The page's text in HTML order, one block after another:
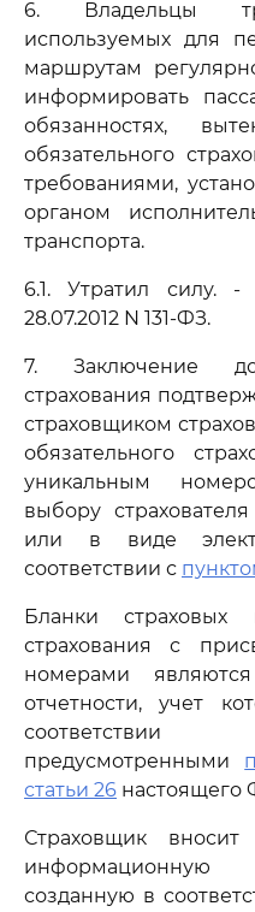
6. Владельцы
используемых для
маршрутам
информировать
обязанностях,
обязательного
требованиями,
органом
транспорта.
6.1. Утратил силу.
28.07.2012 N 131-ФЗ.
7. Заключение
страхования
страховщиком
обязательного
уникальным
выбору
или в виде
соответствии с
Бланки страховых
страхования с
номерами
отчетности, учет
предусмотренными
статьи 26 настоящего
Страховщик вносит
информационную
созданную в